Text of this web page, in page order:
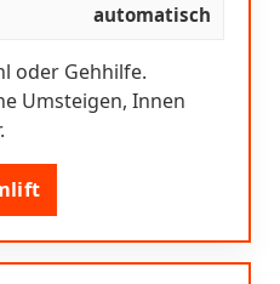
automatisch
oder Gehhilfe.
Umsteigen, Innen